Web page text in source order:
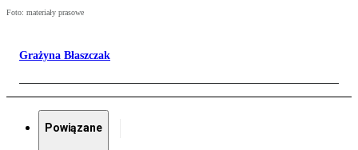
Foto: materiały prasowe
Grażyna Błaszczak
Powiązane